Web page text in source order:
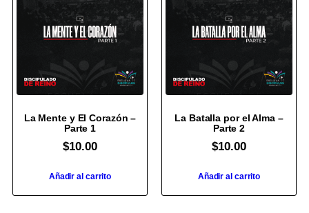
La Mente y El Corazón –
Parte 1
$10.00
Añadir al carrito
La Batalla por el Alma –
Parte 2
$10.00
Añadir al carrito